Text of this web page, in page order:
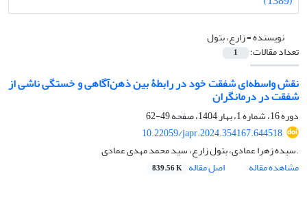
نویسنده =زارع، بتول
تعداد مقالات: 1
نقش واسطه‌ای شفقت خود در رابطۀ بین ذهن‌آگاهی و خستگی ناشی از
شفقت در درمانگران
دوره 16، شماره 1، بهار 1404، صفحه
49-62
10.22059/japr.2024.354167.644518
.سیده زهرا عمادی، بتول زارع، سید محمد مهدی عمادی
مشاهده مقاله
اصل مقاله 839.56 K